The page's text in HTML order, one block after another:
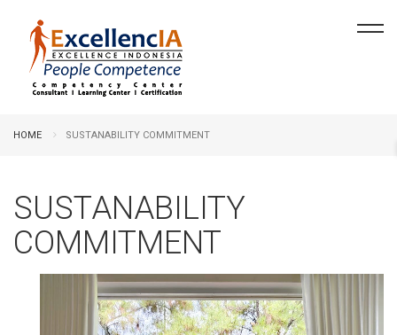
HOME SUSTANABILITY COMMITMENT
SUSTANABILITY
COMMITMENT